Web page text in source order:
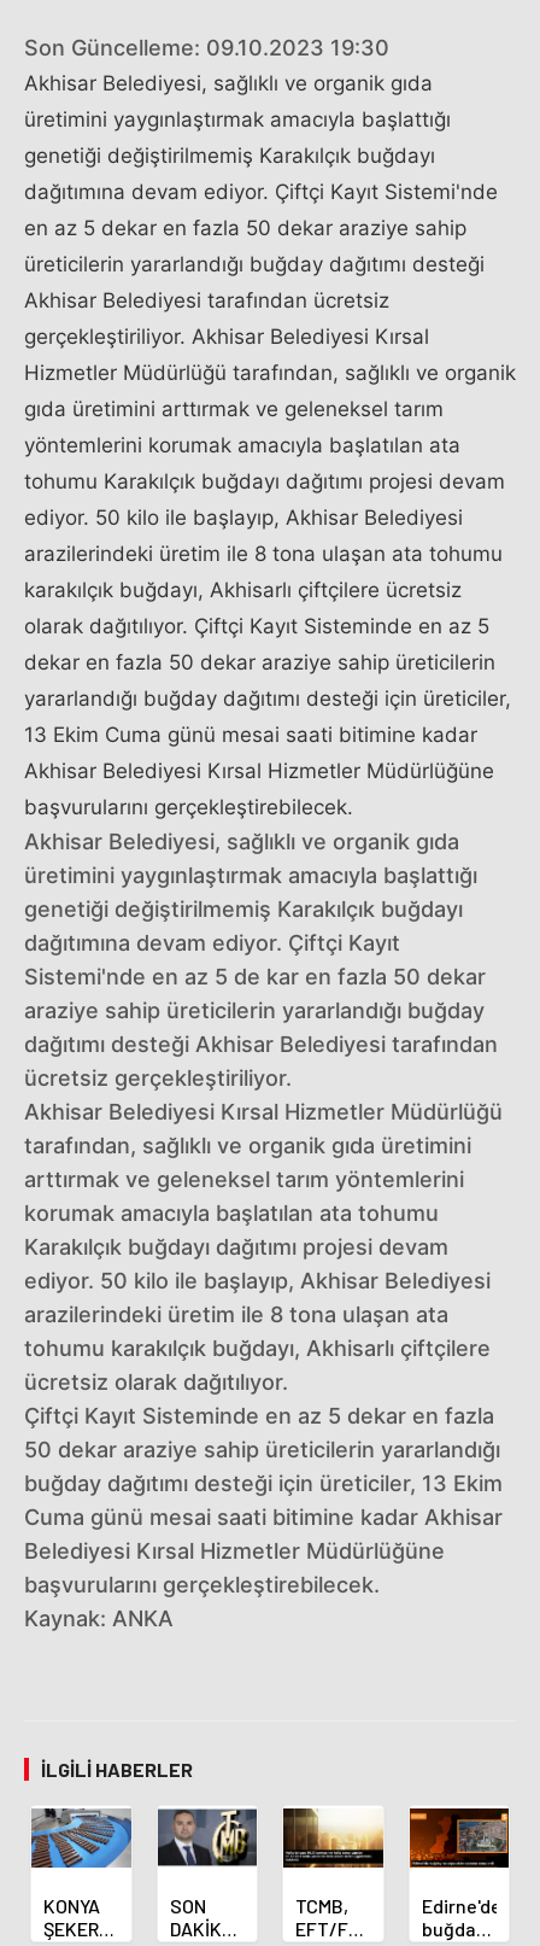
Son Güncelleme: 09.10.2023 19:30
Akhisar Belediyesi, sağlıklı ve organik gıda
üretimini yaygınlaştırmak amacıyla başlattığı
genetiği değiştirilmemiş Karakılçık buğdayı
dağıtımına devam ediyor. Çiftçi Kayıt Sistemi'nde
en az 5 dekar en fazla 50 dekar araziye sahip
üreticilerin yararlandığı buğday dağıtımı desteği
Akhisar Belediyesi tarafından ücretsiz
gerçekleştiriliyor. Akhisar Belediyesi Kırsal
Hizmetler Müdürlüğü tarafından, sağlıklı ve organik
gıda üretimini arttırmak ve geleneksel tarım
yöntemlerini korumak amacıyla başlatılan ata
tohumu Karakılçık buğdayı dağıtımı projesi devam
ediyor. 50 kilo ile başlayıp, Akhisar Belediyesi
arazilerindeki üretim ile 8 tona ulaşan ata tohumu
karakılçık buğdayı, Akhisarlı çiftçilere ücretsiz
olarak dağıtılıyor. Çiftçi Kayıt Sisteminde en az 5
dekar en fazla 50 dekar araziye sahip üreticilerin
yararlandığı buğday dağıtımı desteği için üreticiler,
13 Ekim Cuma günü mesai saati bitimine kadar
Akhisar Belediyesi Kırsal Hizmetler Müdürlüğüne
başvurularını gerçekleştirebilecek.
Akhisar Belediyesi, sağlıklı ve organik gıda
üretimini yaygınlaştırmak amacıyla başlattığı
genetiği değiştirilmemiş Karakılçık buğdayı
dağıtımına devam ediyor. Çiftçi Kayıt
Sistemi'nde en az 5 de kar en fazla 50 dekar
araziye sahip üreticilerin yararlandığı buğday
dağıtımı desteği Akhisar Belediyesi tarafından
ücretsiz gerçekleştiriliyor.
Akhisar Belediyesi Kırsal Hizmetler Müdürlüğü
tarafından, sağlıklı ve organik gıda üretimini
arttırmak ve geleneksel tarım yöntemlerini
korumak amacıyla başlatılan ata tohumu
Karakılçık buğdayı dağıtımı projesi devam
ediyor. 50 kilo ile başlayıp, Akhisar Belediyesi
arazilerindeki üretim ile 8 tona ulaşan ata
tohumu karakılçık buğdayı, Akhisarlı çiftçilere
ücretsiz olarak dağıtılıyor.
Çiftçi Kayıt Sisteminde en az 5 dekar en fazla
50 dekar araziye sahip üreticilerin yararlandığı
buğday dağıtımı desteği için üreticiler, 13 Ekim
Cuma günü mesai saati bitimine kadar Akhisar
Belediyesi Kırsal Hizmetler Müdürlüğüne
başvurularını gerçekleştirebilecek.
Kaynak: ANKA
İLGILI HABERLER
KONYA
ŞEKER
SON
DAKİKA
TCMB,
EFT/FAST
Edirne'de
buğday